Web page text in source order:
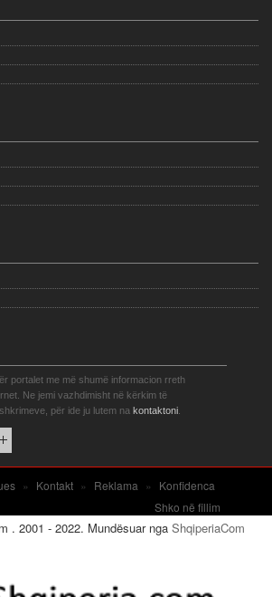
portalet me më shumë informacion rreth
Ne jemi vazhdimisht në kërkim të
për ide ju lutem na kontaktoni
» Kontakt » Reklama »
Konfidenca
Shko në fillim
. 2001 - 2022. Mundësuar nga ShqiperiaCom